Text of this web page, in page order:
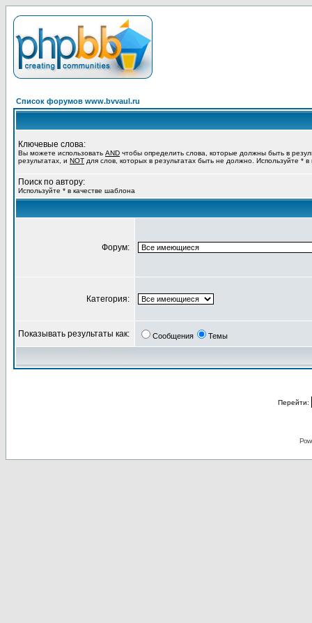
Список форумов www.bvvaul.ru
Ключевые слова:
Вы можете использовать AND чтобы определить слова, которые должны быть в
результатах, и NOT для слов, которых в результатах быть не должно. Используйте *
Поиск по автору:
Используйте * в качестве шаблона
Форум:
Категория:
Показывать результаты как: Сообщения Темы
Перейти: